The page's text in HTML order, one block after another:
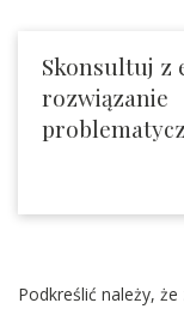
Skonsultuj z
rozwiązanie
Podkreślić należy,